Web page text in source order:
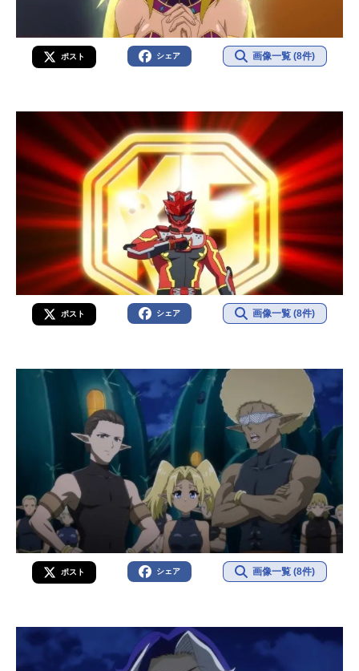
ポスト シェア 画像一覧 (8件)
ポスト シェア 画像一覧 (8件)
ポスト シェア 画像一覧 (8件)